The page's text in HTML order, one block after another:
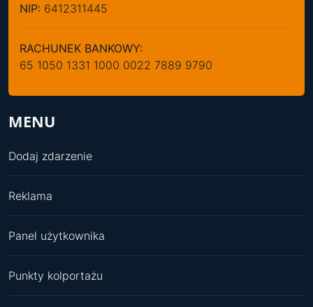
NIP: 6412311445
RACHUNEK BANKOWY:
65 1050 1331 1000 0022 7889 9790
MENU
Dodaj zdarzenie
Reklama
Panel użytkownika
Punkty kolportażu